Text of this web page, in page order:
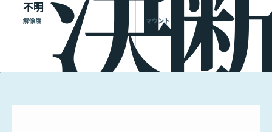
不明
解像度 マウント